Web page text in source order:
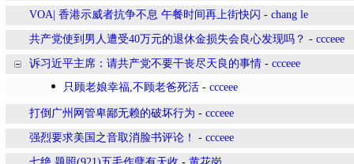
VOA| 香港示威者抗争不息 午餐时间再上街快闪 - chang le
共产党使到男人遭受40万元的退休金损失会良心发现吗？ - ccceee
诉习近平主席：请共产党不要干丧尽天良的事情 - ccceee
只顾老娘幸福,不顾老爸死活 - ccceee
打倒广州网管卑鄙无赖的破坏行为 - ccceee
强烈要求美国之音取消脸书评论！ - ccceee